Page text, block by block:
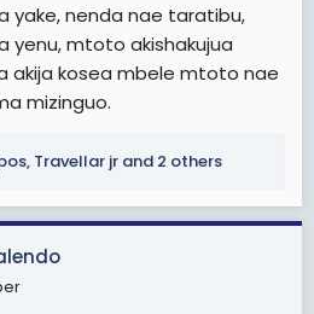
yake, nenda nae taratibu,
yenu, mtoto akishakujua
akija kosea mbele mtoto nae
mizinguo.
, Travellar jr and 2 others